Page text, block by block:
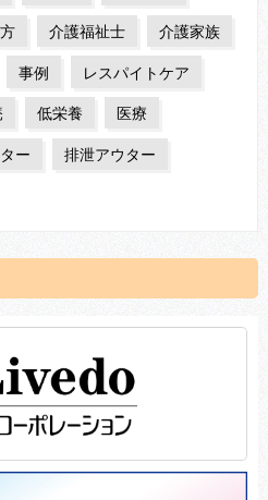
介護福祉士 介護家族
事例 レスパイトケア
低栄養 医療
ー 排泄アウター